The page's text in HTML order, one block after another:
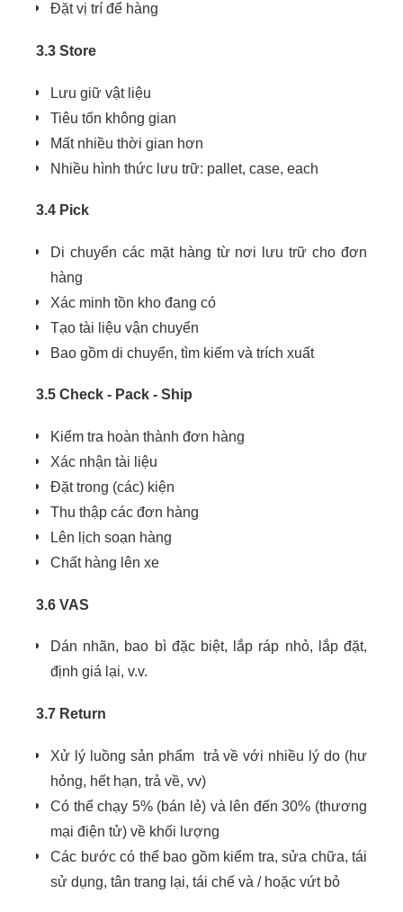
Đặt vị trí để hàng
3.3 Store
Lưu giữ vật liệu
Tiêu tốn không gian
Mất nhiều thời gian hơn
Nhiều hình thức lưu trữ: pallet, case, each
3.4 Pick
Di chuyển các mặt hàng từ nơi lưu trữ cho đơn
hàng
Xác minh tồn kho đang có
Tạo tài liệu vận chuyển
Bao gồm di chuyển, tìm kiếm và trích xuất
3.5 Check - Pack - Ship
Kiểm tra hoàn thành đơn hàng
Xác nhận tài liệu
Đặt trong (các) kiện
Thu thập các đơn hàng
Lên lịch soạn hàng
Chất hàng lên xe
3.6 VAS
Dán nhãn, bao bì đặc biệt, lắp ráp nhỏ, lắp đặt,
định giá lại, v.v.
3.7 Return
Xử lý luồng sản phẩm trả về với nhiều lý do (hư
hỏng, hết hạn, trả về, vv)
Có thể chạy 5% (bán lẻ) và lên đến 30% (thương
mại điện tử) về khối lượng
Các bước có thể bao gồm kiểm tra, sửa chữa, tái
sử dụng, tân trang lại, tái chế và / hoặc vứt bỏ